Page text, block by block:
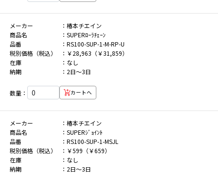
メーカー
椿本チエイン
商品名
SUPERﾛｰﾗﾁｪｰﾝ
品番
RS100-SUP-1-M-RP-U
税別価格（税込）
￥28,963（￥31,859）
在庫
なし
納期
2日～3日
数量： カートへ
メーカー
椿本チエイン
商品名
SUPERｼﾞｮｲﾝﾄ
品番
RS100-SUP-1-MSJL
税別価格（税込）
￥599（￥659）
在庫
なし
納期
2日～3日